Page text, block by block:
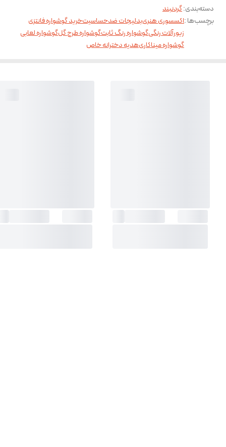
دسته‌بندی:گردنبند
برچسب‌ها :اکسسوری هنریبدلیجات ضدحساسیتخرید گوشواره فانتزی
زیورآلات رنگیگوشواره رنگ ثابتگوشواره طرح گلگوشواره لعابی
گوشواره میناکاریهدیه دخترانه خاص